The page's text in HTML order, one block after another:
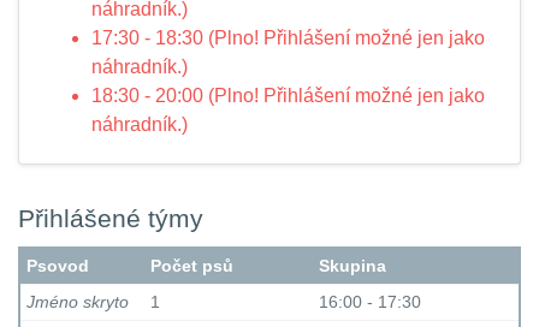
náhradník.)
17:30 - 18:30 (Plno! Přihlášení možné jen jako
náhradník.)
18:30 - 20:00 (Plno! Přihlášení možné jen jako
náhradník.)
Přihlášené týmy
Psovod Počet psů
Skupina
Jméno skryto
1
16:00 - 17:30